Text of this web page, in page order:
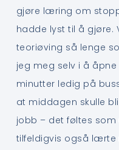
gjøre læring om
hadde lyst til å gjøre.
teoriøving så lenge
jeg meg selv i å
minutter ledig på
at middagen skulle
jobb – det føltes
tilfeldigvis også lærte